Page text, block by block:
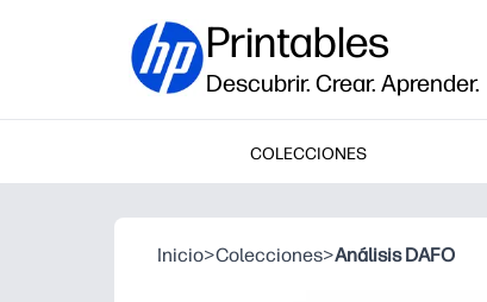
Printables
Descubrir. Crear. Aprender.
COLECCIONES
Inicio>Colecciones>Análisis DAFO